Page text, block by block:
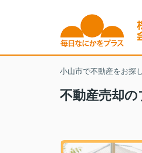
小山市で不動産をお探
不動産売却